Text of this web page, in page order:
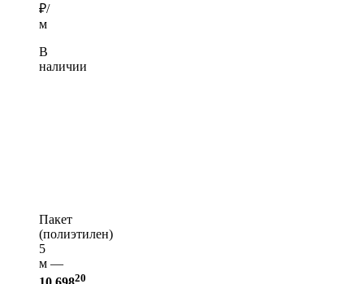
₽/
м
В
наличии
Пакет
(полиэтилен)
5
м —
20